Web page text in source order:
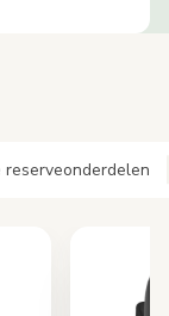
reserveonderdelen